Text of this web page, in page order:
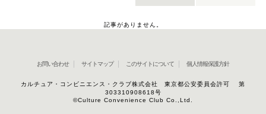
記事がありません。
お問い合わせ サイトマップ このサイトについて 個人情報保護方針
カルチュア・コンビニエンス・クラブ株式会社 東京都公安委員会許可 第
303310908618号
©Culture Convenience Club Co.,Ltd.